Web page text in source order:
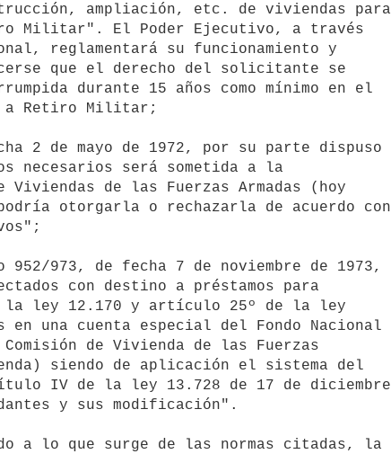
ampliación, etc. de viviendas para
Militar". El Poder Ejecutivo, a través
reglamentará su funcionamiento y
que el derecho del solicitante se
durante 15 años como mínimo en el
a Retiro Militar;
2 de mayo de 1972, por su parte dispuso
necesarios será sometida a la
de las Fuerzas Armadas (hoy
otorgarla o rechazarla de acuerdo con
973, de fecha 7 de noviembre de 1973,
con destino a préstamos para
ley 12.170 y artículo 25º de la ley
en una cuenta especial del Fondo Nacional
de Vivienda de las Fuerzas
siendo de aplicación el sistema del
IV de la ley 13.728 de 17 de diciembre
y sus modificación".
a lo que surge de las normas citadas, la